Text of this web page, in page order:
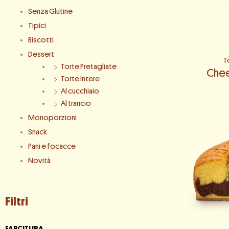
Senza Glutine
Tipici
Biscotti
Dessert
Torte Pretagliate
Torte Intere
Al cucchiaio
Al trancio
Monoporzioni
Snack
Pani e focacce
Novità
Filtri